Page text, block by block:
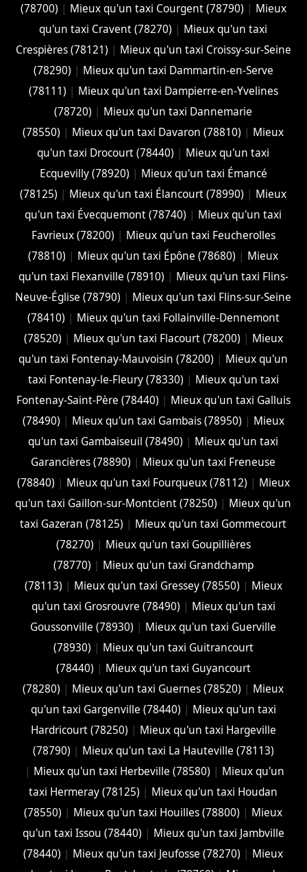
(78700) | Mieux qu'un taxi Courgent (78790) | Mieux
qu'un taxi Cravent (78270) | Mieux qu'un taxi
Crespières (78121) | Mieux qu'un taxi Croissy-sur-Seine
(78290) | Mieux qu'un taxi Dammartin-en-Serve
(78111) | Mieux qu'un taxi Dampierre-en-Yvelines
(78720) | Mieux qu'un taxi Dannemarie
(78550) | Mieux qu'un taxi Davaron (78810) | Mieux
qu'un taxi Drocourt (78440) | Mieux qu'un taxi
Ecquevilly (78920) | Mieux qu'un taxi Émancé
(78125) | Mieux qu'un taxi Élancourt (78990) | Mieux
qu'un taxi Évecquemont (78740) | Mieux qu'un taxi
Favrieux (78200) | Mieux qu'un taxi Feucherolles
(78810) | Mieux qu'un taxi Épône (78680) | Mieux
qu'un taxi Flexanville (78910) | Mieux qu'un taxi Flins-
Neuve-Église (78790) | Mieux qu'un taxi Flins-sur-Seine
(78410) | Mieux qu'un taxi Follainville-Dennemont
(78520) | Mieux qu'un taxi Flacourt (78200) | Mieux
qu'un taxi Fontenay-Mauvoisin (78200) | Mieux qu'un
taxi Fontenay-le-Fleury (78330) | Mieux qu'un taxi
Fontenay-Saint-Père (78440) | Mieux qu'un taxi Galluis
(78490) | Mieux qu'un taxi Gambais (78950) | Mieux
qu'un taxi Gambaiseuil (78490) | Mieux qu'un taxi
Garancières (78890) | Mieux qu'un taxi Freneuse
(78840) | Mieux qu'un taxi Fourqueux (78112) | Mieux
qu'un taxi Gaillon-sur-Montcient (78250) | Mieux qu'un
taxi Gazeran (78125) | Mieux qu'un taxi Gommecourt
(78270) | Mieux qu'un taxi Goupillières
(78770) | Mieux qu'un taxi Grandchamp
(78113) | Mieux qu'un taxi Gressey (78550) | Mieux
qu'un taxi Grosrouvre (78490) | Mieux qu'un taxi
Goussonville (78930) | Mieux qu'un taxi Guerville
(78930) | Mieux qu'un taxi Guitrancourt
(78440) | Mieux qu'un taxi Guyancourt
(78280) | Mieux qu'un taxi Guernes (78520) | Mieux
qu'un taxi Gargenville (78440) | Mieux qu'un taxi
Hardricourt (78250) | Mieux qu'un taxi Hargeville
(78790) | Mieux qu'un taxi La Hauteville (78113)
| Mieux qu'un taxi Herbeville (78580) | Mieux qu'un
taxi Hermeray (78125) | Mieux qu'un taxi Houdan
(78550) | Mieux qu'un taxi Houilles (78800) | Mieux
qu'un taxi Issou (78440) | Mieux qu'un taxi Jambville
(78440) | Mieux qu'un taxi Jeufosse (78270) | Mieux